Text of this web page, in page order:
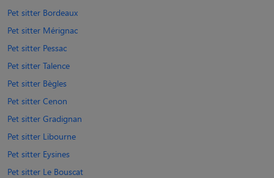
Pet sitter Bordeaux
Pet sitter Mérignac
Pet sitter Pessac
Pet sitter Talence
Pet sitter Bègles
Pet sitter Cenon
Pet sitter Gradignan
Pet sitter Libourne
Pet sitter Eysines
Pet sitter Le Bouscat